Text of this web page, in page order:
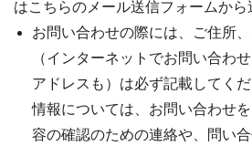
はこちらのメール送信フォームから
お問い合わせの際には、ご住所
（インターネットでお問い合わ
アドレスも）は必ず記載してく
情報については、お問い合わせ
容の確認のための連絡や、問い